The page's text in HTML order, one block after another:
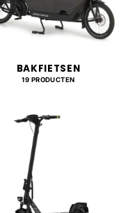
BAKFIETSEN
19 PRODUCTEN